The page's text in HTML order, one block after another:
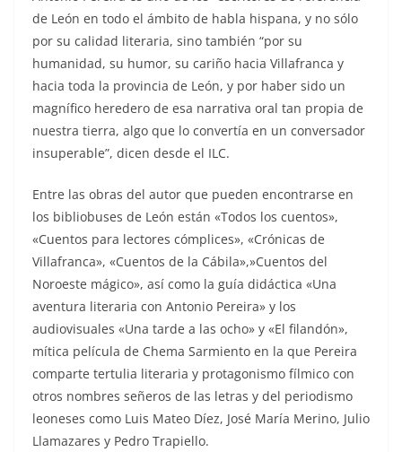
de León en todo el ámbito de habla hispana, y no sólo
por su calidad literaria, sino también “por su
humanidad, su humor, su cariño hacia Villafranca y
hacia toda la provincia de León, y por haber sido un
magnífico heredero de esa narrativa oral tan propia de
nuestra tierra, algo que lo convertía en un conversador
insuperable”, dicen desde el ILC.
Entre las obras del autor que pueden encontrarse en
los bibliobuses de León están «Todos los cuentos»,
«Cuentos para lectores cómplices», «Crónicas de
Villafranca», «Cuentos de la Cábila»,»Cuentos del
Noroeste mágico», así como la guía didáctica «Una
aventura literaria con Antonio Pereira» y los
audiovisuales «Una tarde a las ocho» y «El filandón»,
mítica película de Chema Sarmiento en la que Pereira
comparte tertulia literaria y protagonismo fílmico con
otros nombres señeros de las letras y del periodismo
leoneses como Luis Mateo Díez, José María Merino, Julio
Llamazares y Pedro Trapiello.